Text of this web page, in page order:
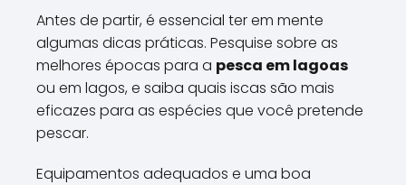
Antes de partir, é essencial ter em mente
algumas dicas práticas. Pesquise sobre as
melhores épocas para a pesca em lagoas
ou em lagos, e saiba quais iscas são mais
eficazes para as espécies que você pretende
pescar.
Equipamentos adequados e uma boa